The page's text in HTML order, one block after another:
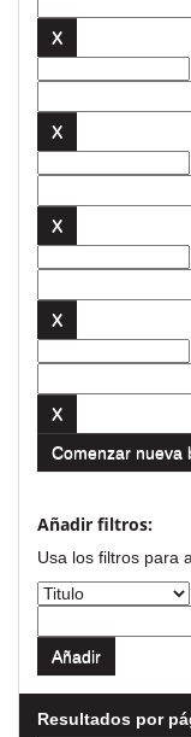
Comenzar nueva
Añadir filtros:
Usa los filtros para
Resultados por